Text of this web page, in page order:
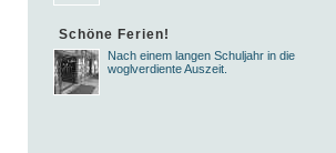
Schöne Ferien!
Nach einem langen Schuljahr in die
woglverdiente Auszeit.